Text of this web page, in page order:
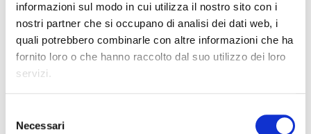
informazioni sul modo in cui utilizza il nostro sito con i
nostri partner che si occupano di analisi dei dati web, i
quali potrebbero combinarle con altre informazioni che ha
fornito loro o che hanno raccolto dal suo utilizzo dei loro
servizi.
delNecessari
P.Cataldi, E.Angioloni, S.Panichi